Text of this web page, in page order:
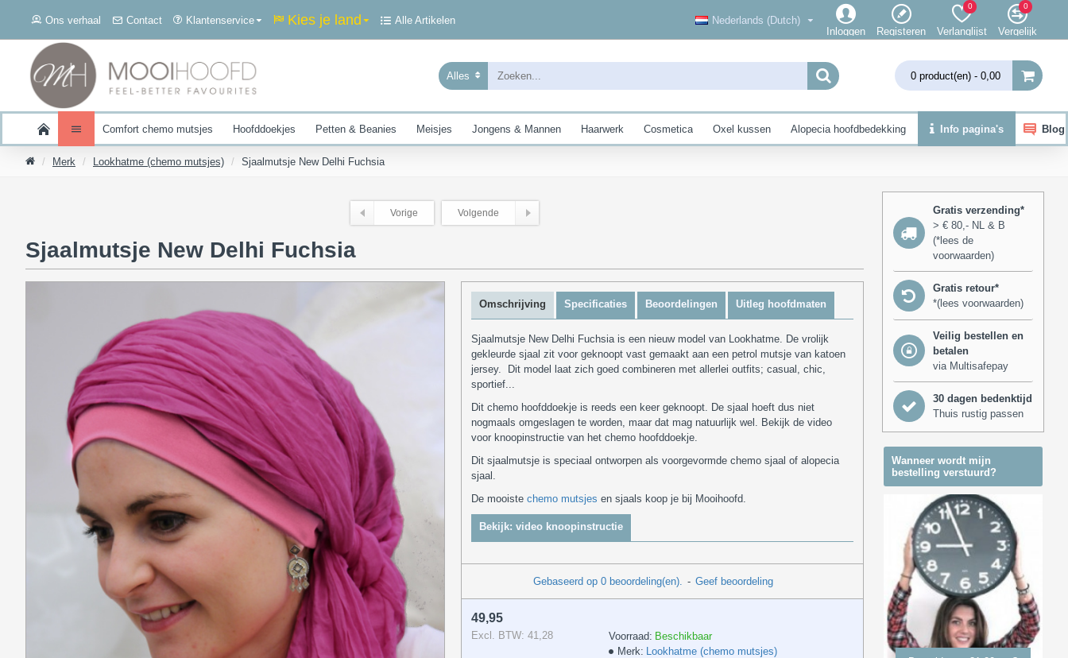
Ons verhaal Contact Klantenservice Kies je land Alle Artikelen
Nederlands (Dutch)
Inloggen
Registeren Verlanglijst
0
Vergelijk
0
Alles 0 product(en) - 0,00
Comfort chemo mutsjes Hoofddoekjes Petten & Beanies Meisjes Jongens & Mannen Haarwerk Cosmetica Oxel kussen Alopecia hoofdbedekking Info pagina's Blog
Merk Lookhatme (chemo mutsjes) Sjaalmutsje New Delhi Fuchsia
Vorige Volgende
Sjaalmutsje New Delhi Fuchsia
Omschrijving Specificaties Beoordelingen Uitleg hoofdmaten
Sjaalmutsje New Delhi Fuchsia is een nieuw model van Lookhatme. De vrolijk
gekleurde sjaal zit voor geknoopt vast gemaakt aan een petrol mutsje van katoen
jersey. Dit model laat zich goed combineren met allerlei outfits; casual, chic,
sportief...
Dit chemo hoofddoekje is reeds een keer geknoopt. De sjaal hoeft dus niet
nogmaals omgeslagen te worden, maar dat mag natuurlijk wel. Bekijk de video
voor knoopinstructie van het chemo hoofddoekje.
Dit sjaalmutsje is speciaal ontworpen als voorgevormde chemo sjaal of alopecia
sjaal.
De mooiste chemo mutsjes en sjaals koop je bij Mooihoofd.
Bekijk: video knoopinstructie
Gebaseerd op 0 beoordeling(en). - Geef beoordeling
49,95
Excl. BTW: 41,28 Voorraad: Beschikbaar
Merk: Lookhatme (chemo mutsjes)
Gratis verzending*
> € 80,- NL & B
(*lees de
voorwaarden)
Gratis retour*
*(lees voorwaarden)
Veilig bestellen en
betalen
via Multisafepay
30 dagen bedenktijd
Thuis rustig passen
Wanneer wordt mijn
bestelling verstuurd?